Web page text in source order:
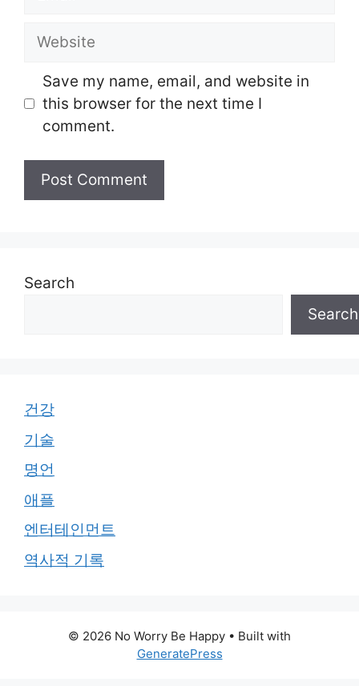
Website
Save my name, email, and website in
this browser for the next time I
comment.
Search
Search
건강
기술
명언
애플
엔터테인먼트
역사적 기록
© 2026 No Worry Be Happy • Built with
GeneratePress